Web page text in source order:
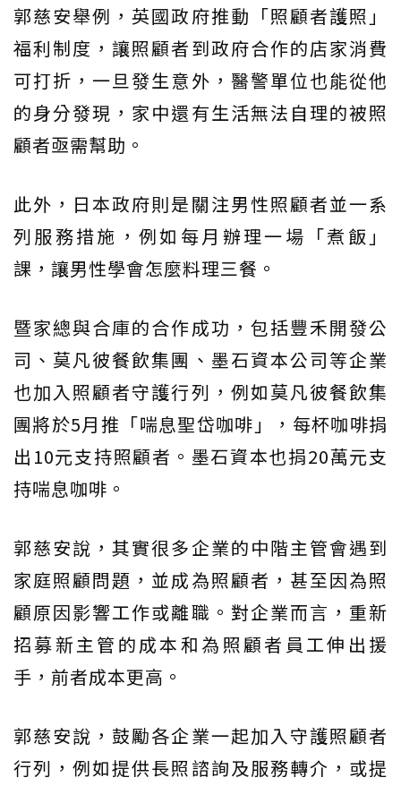
郭慈安舉例，英國政府推動「照顧者護照」
福利制度，讓照顧者到政府合作的店家消費
可打折，一旦發生意外，醫警單位也能從他
的身分發現，家中還有生活無法自理的被照
顧者亟需幫助。
此外，日本政府則是關注男性照顧者並一系
列服務措施，例如每月辦理一場「煮飯」
課，讓男性學會怎麼料理三餐。
暨家總與合庫的合作成功，包括豐禾開發公
司、莫凡彼餐飲集團、墨石資本公司等企業
也加入照顧者守護行列，例如莫凡彼餐飲集
團將於5月推「喘息聖岱咖啡」，每杯咖啡捐
出10元支持照顧者。墨石資本也捐20萬元支
持喘息咖啡。
郭慈安說，其實很多企業的中階主管會遇到
家庭照顧問題，並成為照顧者，甚至因為照
顧原因影響工作或離職。對企業而言，重新
招募新主管的成本和為照顧者員工伸出援
手，前者成本更高。
郭慈安說，鼓勵各企業一起加入守護照顧者
行列，例如提供長照諮詢及服務轉介，或提